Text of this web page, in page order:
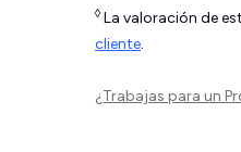
◊ La valoración de
cliente.
¿Trabajas para un